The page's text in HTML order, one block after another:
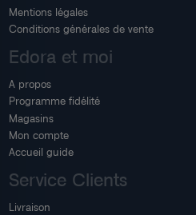
Mentions légales
Conditions générales de vente
Edora et moi
A propos
Programme fidélité
Magasins
Mon compte
Accueil guide
Service Clients
Livraison